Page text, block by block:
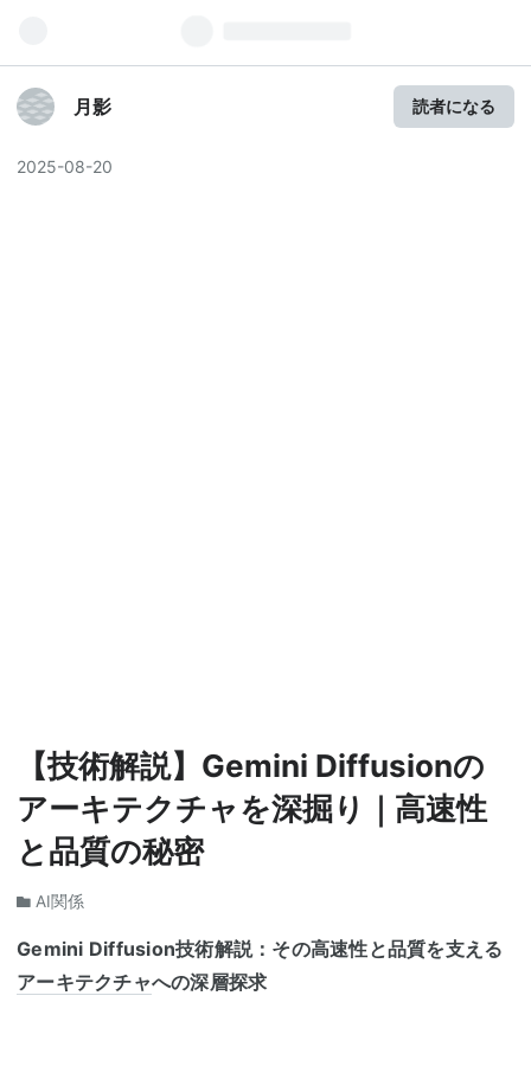
月影 読者になる
2025-08-20
【技術解説】Gemini Diffusionの
アーキテクチャを深掘り｜高速性
と品質の秘密
AI関係
Gemini Diffusion技術解説：その高速性と品質を支える
アーキテクチャへの深層探求